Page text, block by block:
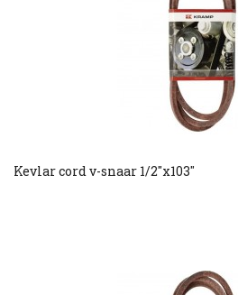
Kevlar cord v-snaar 1/2"x103"